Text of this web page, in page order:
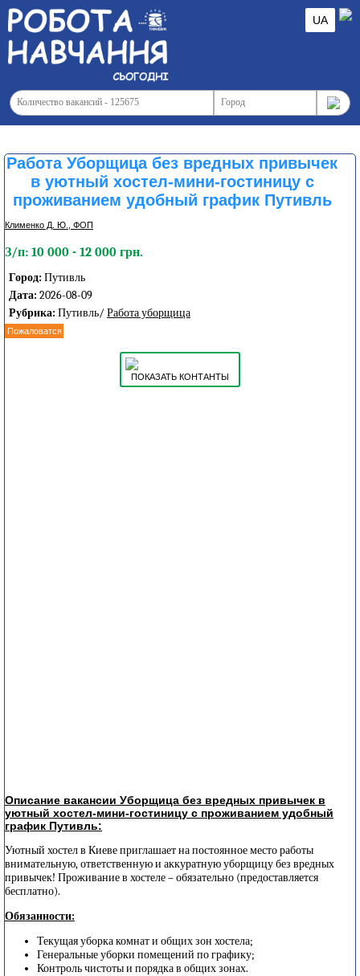
UA
Работа Уборщица без вредных привычек
в уютный хостел-мини-гостиницу с
проживанием удобный график Путивль
Клименко Д. Ю., ФОП
З/п: 10 000 - 12 000 грн.
Город: Путивль
Дата: 2026-08-09
Рубрика: Путивль/ Работа уборщица
Пожаловатся
ПОКАЗАТЬ КОНТАНТЫ
Описание вакансии Уборщица без вредных привычек в
уютный хостел-мини-гостиницу с проживанием удобный
график Путивль:
Уютный хостел в Киеве приглашает на постоянное место работы
внимательную, ответственную и аккуратную уборщицу без вредных
привычек! Проживание в хостеле – обязательно (предоставляется
бесплатно).
Обязанности:
Текущая уборка комнат и общих зон хостела;
Генеральные уборки помещений по графику;
Контроль чистоты и порядка в общих зонах.